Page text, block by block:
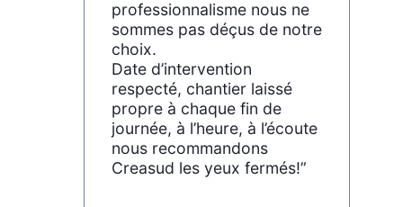
professionnalisme nous ne
sommes pas déçus de notre
choix.
Date d’intervention
respecté, chantier laissé
propre à chaque fin de
journée, à l’heure, à l’écoute
nous recommandons
Creasud les yeux fermés!”